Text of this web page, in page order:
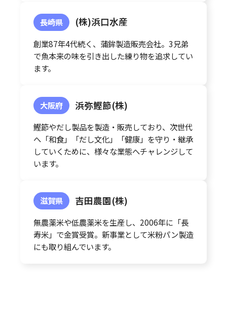
長崎県 (株)浜口水産
創業87年4代続く、蒲鉾製造販売会社。3兄弟
で魚本来の味を引き出した練り物を追求してい
ます。
大阪府 浜弥鰹節(株)
鰹節やだし製品を製造・販売しており、次世代
へ「和食」「だし文化」「健康」を守り・継承
していくために、様々な業態へチャレンジして
います。
滋賀県 吉田農園(株)
無農薬米や低農薬米を生産し、2006年に「長
寿米」で金賞受賞。新事業として米粉パン製造
にも取り組んでいます。